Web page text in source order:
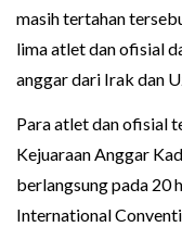
masih tertahan
lima atlet dan ofisial
anggar dari Irak dan
Para atlet dan ofisial
Kejuaraan Anggar
berlangsung pada 20
International